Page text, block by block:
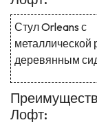
Стул Orleans с
металлической
деревянным
Лофт: